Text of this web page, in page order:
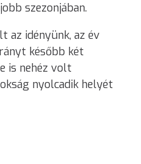
szezonjában.
az idényünk, az év
később két
is nehéz volt
nyolcadik helyét